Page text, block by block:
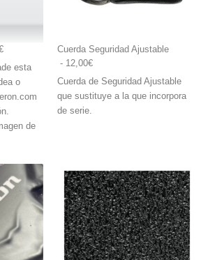
esta
o
de
Cuerda Seguridad Ajustable
- 12,00€
Cuerda de Seguridad Ajustable
que sustituye a la que incorpora
de serie.